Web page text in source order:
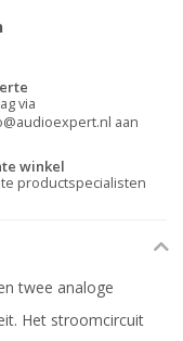
via
aan
winkel
productspecialisten
twee analoge
Het stroomcircuit